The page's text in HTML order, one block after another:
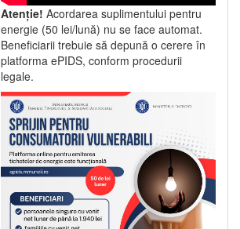
Atenție! Acordarea suplimentului pentru
energie (50 lei/lună) nu se face automat.
Beneficiarii trebuie să depună o cerere în
platforma ePIDS, conform procedurii
legale.